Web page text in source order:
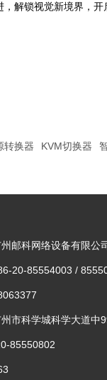
解锁视觉新境界，开
转换器 KVM切换器
邮科网络设备有限公
20-85554003 /
市科学城科学大道中
85550802